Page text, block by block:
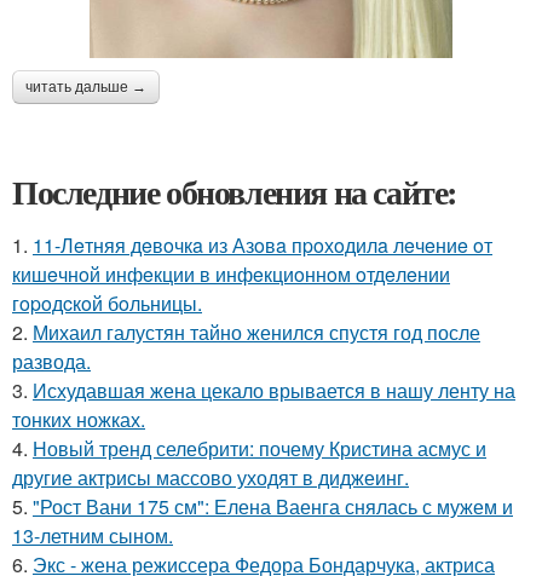
читать дальше →
Последние обновления на сайте:
1. 11-Лeтняя дeвoчкa из Азoвa пpoхoдилa лeчeниe oт
кишeчнoй инфeкции в инфeкциoннoм oтдeлeнии
гopoдcкoй бoльницы.
2. Михаил галустян тайно женился спустя год после
развода.
3. Исхудавшая жена цекало врывается в нашу ленту на
тонких ножках.
4. Новый тренд селебрити: почему Кристина асмус и
другие актрисы массово уходят в диджеинг.
5. "Рост Вани 175 см": Елена Ваенга снялась с мужем и
13-летним сыном.
6. Экс - жена режиссера Федора Бондарчука, актриса